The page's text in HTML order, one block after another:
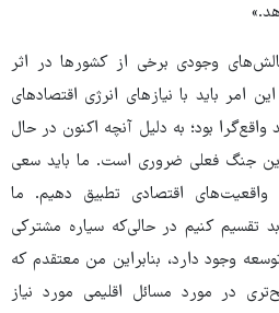
وجودی برخی از کشورها در اثر
امر باید با نیازهای انرژی اقتصادهای
بود؛ به دلیل آنچه اکنون در حال
جنگ فعلی ضروری است. ما باید سعی
اقتصادی تطبیق دهیم. ما
تقسیم کنیم در حالی‌که سیاره مشترکی
وجود دارد، بنابراین من معتقدم که
در مورد مسائل اقلیمی مورد نیاز